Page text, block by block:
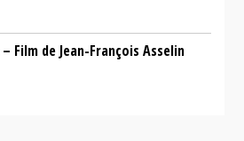
Film de Jean-François Asselin